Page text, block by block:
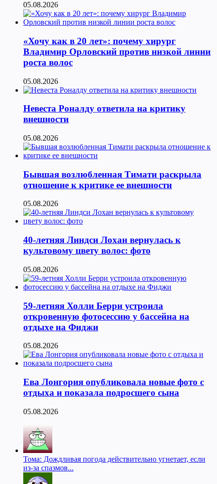
05.08.2026
«Хочу как в 20 лет»: почему хирург
Владимир Орловский против низкой линии
роста волос
05.08.2026
Невеста Роналду ответила на критику
внешности
05.08.2026
Бывшая возлюбленная Тимати раскрыла
отношение к критике ее внешности
05.08.2026
40-летняя Линдси Лохан вернулась к
культовому цвету волос: фото
05.08.2026
59-летняя Холли Берри устроила
откровенную фотосессию у бассейна на
отдыхе на Фиджи
05.08.2026
Ева Лонгория опубликовала новые фото с
отдыха и показала подросшего сына
05.08.2026
Тома: Дождливая погода действительно угнетает, если
из-за спазмов...